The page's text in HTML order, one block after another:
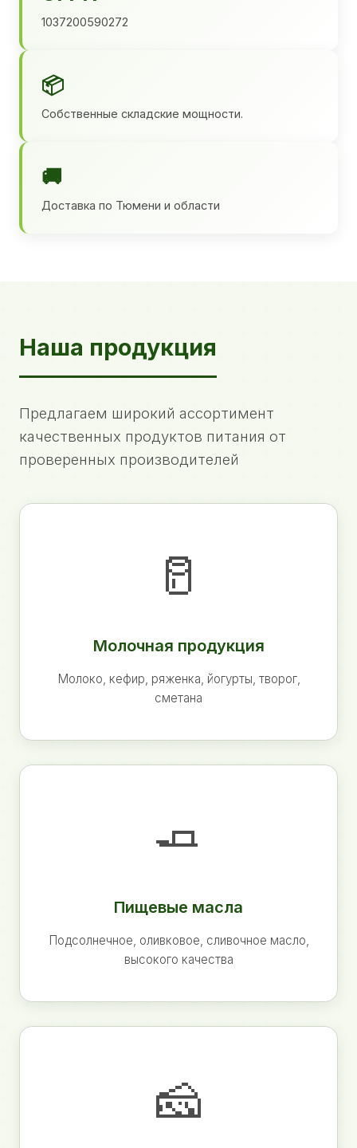
1037200590272
📦
Собственные складские мощности.
🚚
Доставка по Тюмени и области
Наша продукция
Предлагаем широкий ассортимент
качественных продуктов питания от
проверенных производителей
🥛
Молочная продукция
Молоко, кефир, ряженка, йогурты, творог,
сметана
🧈
Пищевые масла
Подсолнечное, оливковое, сливочное масло,
высокого качества
🧀